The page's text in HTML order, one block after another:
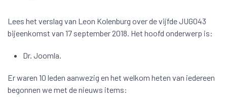
Lees het verslag van Leon Kolenburg over de vijfde JUG043
bijeenkomst van 17 september 2018. Het hoofd onderwerp is:
Dr. Joomla.
Er waren 10 leden aanwezig en het welkom heten van iedereen
begonnen we met de nieuws items: